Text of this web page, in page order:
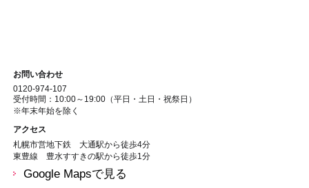
お問い合わせ
0120-974-107
受付時間：10:00～19:00（平日・土日・祝祭日）
※年末年始を除く
アクセス
札幌市営地下鉄 大通駅から徒歩4分
東豊線 豊水すすきの駅から徒歩1分
Google Mapsで見る